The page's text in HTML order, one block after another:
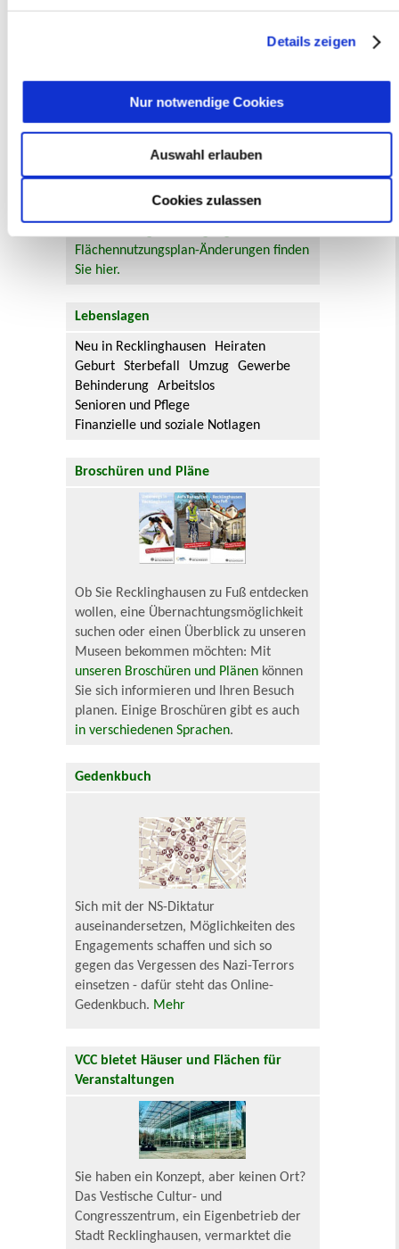
jederzeit mit Wirkung für die Zukunft angepasst oder
Details zeigen
Cookies zulassen
Auswahl erlauben
Nur notwendige Cookies
Online-Beteiligungsportal der
es Möglichkeiten, sich an
Bebauungsplänen und Änderungen zum
Flächennutzungsplan zu beteiligen.
Aktuelle Bürgerbeteiligungen zu
Bebauungsplänen finden Sie hier.
Flächennutzungsplan-Änderungen finden
Sie hier.
Lebenslagen
Neu in Recklinghausen
Heiraten
Geburt
Sterbefall Umzug
Gewerbe
Behinderung
Arbeitslos
Senioren und Pflege
Finanzielle und soziale Notlagen
Broschüren und Pläne
Ob Sie Recklinghausen zu Fuß entdecken
wollen, eine Übernachtungsmöglichkeit
suchen oder einen Überblick zu unseren
Museen bekommen möchten: Mit
unseren Broschüren und Plänen können
Sie sich informieren und Ihren Besuch
planen. Einige Broschüren gibt es auch
in verschiedenen Sprachen.
Gedenkbuch
Sich mit der NS-Diktatur
auseinandersetzen, Möglichkeiten des
Engagements schaffen und sich so
gegen das Vergessen des Nazi-Terrors
einsetzen - dafür steht das Online-
Gedenkbuch. Mehr
VCC bietet Häuser und Flächen für
Veranstaltungen
Sie haben ein Konzept, aber keinen Ort?
Das Vestische Cultur- und
Congresszentrum, ein Eigenbetrieb der
Stadt Recklinghausen, vermarktet die